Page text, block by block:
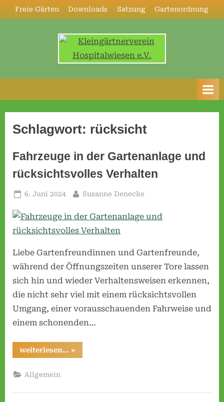
Skip
to
Freie Gärten Downloads Satzung Gartenordnung
e
i
n
ä
r
n
r
v
e
r
e
i
n
t
Schlagwort: rücksicht
Fahrzeuge in der Gartenanlage und
rücksichtsvolles Verhalten
Posted
6. Juni 2024 By
Susanne Denecke
Liebe Gartenfreundinnen und Gartenfreunde,
während der Öffnungszeiten unserer Tore lassen
sich hin und wieder Verhaltensweisen erkennen,
die nicht sehr viel mit einem rücksichtsvollen
Umgang, einer vorausschauenden Fahrweise und
einem schonenden…
weiterlesen… “Fahrzeuge
in
Verhalten”
»
Allgemein